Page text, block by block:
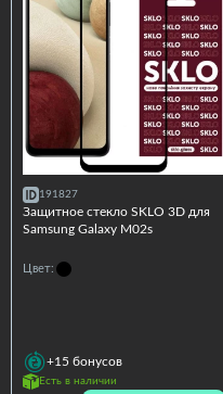
191827
Защитное стекло SKLO 3D для
Samsung Galaxy M02s
Цвет:
+15 бонусов
Есть в наличии